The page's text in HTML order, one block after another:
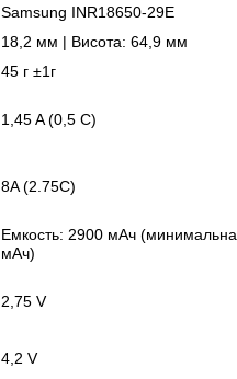
Samsung INR18650-29E
18,2 мм | Висота: 64,9 мм
45 г ±1г
1,45 A (0,5 C)
8A (2.75C)
Емкость: 2900 мАч
мАч)
2,75 V
4,2 V